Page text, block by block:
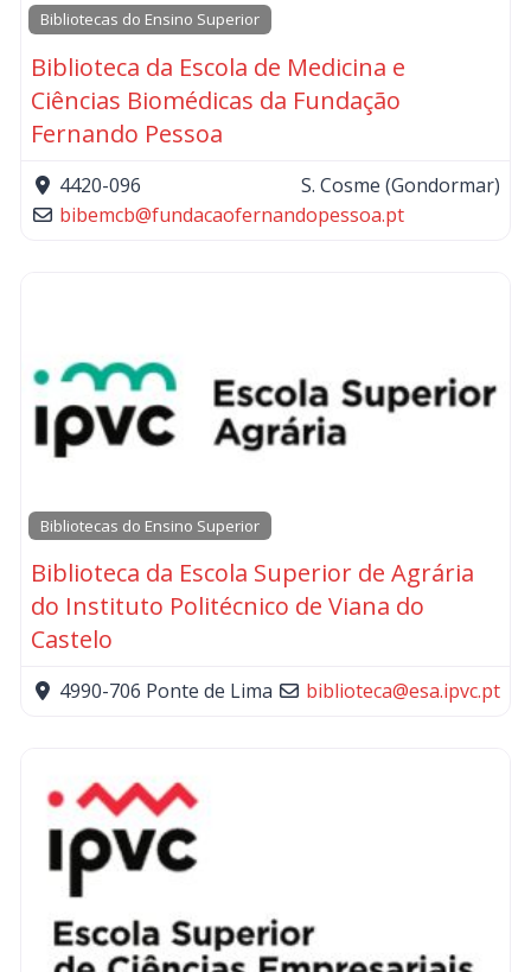
Bibliotecas do Ensino Superior
Biblioteca da Escola de Medicina e
Ciências Biomédicas da Fundação
Fernando Pessoa
4420-096
S. Cosme (Gondormar)
bibemcb@fundacaofernandopessoa.pt
Bibliotecas do Ensino Superior
Biblioteca da Escola Superior de Agrária
do Instituto Politécnico de Viana do
Castelo
4990-706 Ponte de Lima biblioteca@esa.ipvc.pt